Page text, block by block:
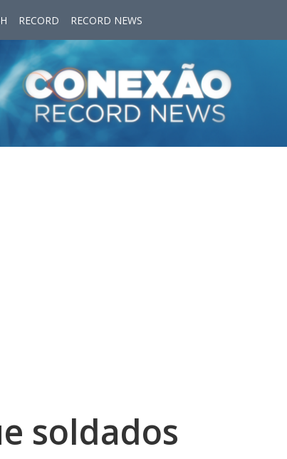
RECORD RECORD NEWS
soldados